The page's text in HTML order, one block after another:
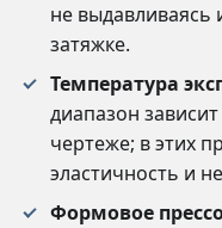
не выдавливаясь
затяжке.
Температура
диапазон
чертеже; в этих
эластичность и
Формовое